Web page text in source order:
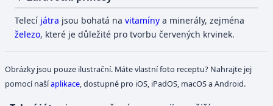
Telecí játra jsou bohatá navitamíny a minerály, zejména
železo, které je důležité pro tvorbu červených krvinek.
Obrázky jsou pouze ilustrační. Máte vlastní foto receptu? Nahrajte jej
pomocí našíaplikace , dostupné pro iOS, iPadOS, macOS a Android.